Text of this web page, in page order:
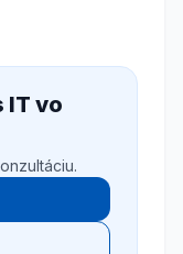
IT vo